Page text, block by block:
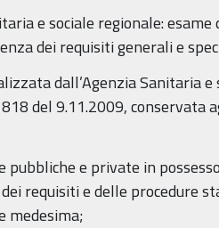
e sociale regionale: esame
dei requisiti generali e
dall’Agenzia Sanitaria e
del 9.11.2009, conservata
e private in
requisiti e delle procedure
medesima;